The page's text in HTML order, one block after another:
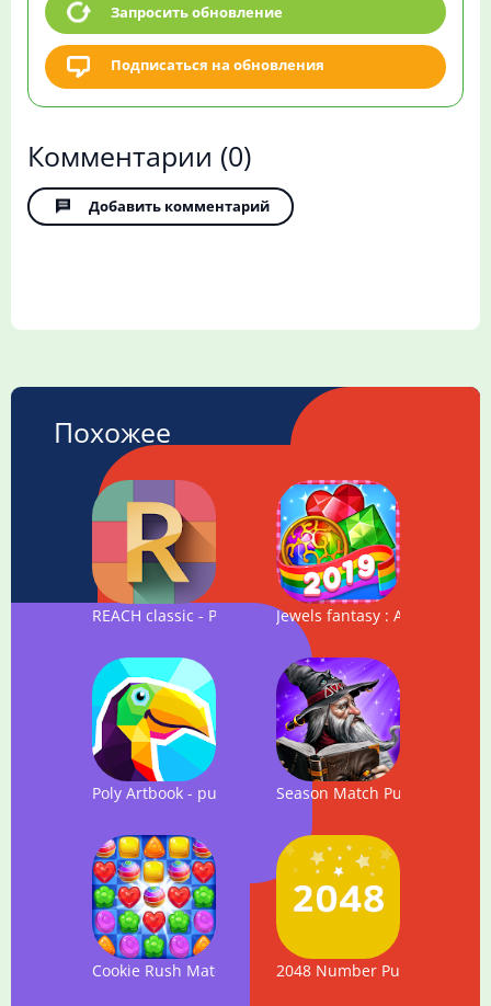
Запросить обновление
Подписаться на обновления
Комментарии (0)
Добавить комментарий
Похожее
REACH classic - Puzzle Game - Match 3
Jewels fantasy : Amazing
Poly Artbook - puzzle gameSeason Match Puzzle
Cookie Rush Match 3 2048 Number Puzzle game